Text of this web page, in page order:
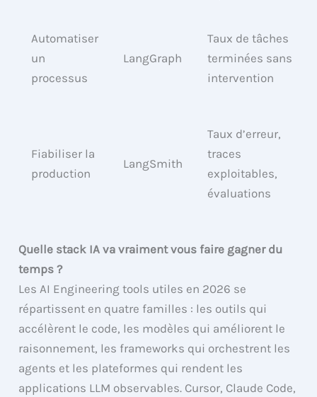
Automatiser
un
processus
LangGraph
Taux de tâches
terminées sans
intervention
Fiabiliser la
production
LangSmith
Taux d’erreur,
traces
exploitables,
évaluations
Quelle stack IA va vraiment vous faire gagner du
temps ?
Les AI Engineering tools utiles en 2026 se
répartissent en quatre familles : les outils qui
accélèrent le code, les modèles qui améliorent le
raisonnement, les frameworks qui orchestrent les
agents et les plateformes qui rendent les
applications LLM observables. Cursor, Claude Code,